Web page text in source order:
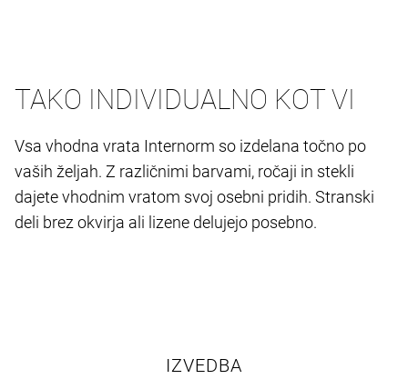
TAKO INDIVIDUALNO KOT VI
Vsa vhodna vrata Internorm so izdelana točno po
vaših željah. Z različnimi barvami, ročaji in stekli
dajete vhodnim vratom svoj osebni pridih. Stranski
deli brez okvirja ali lizene delujejo posebno.
IZVEDBA